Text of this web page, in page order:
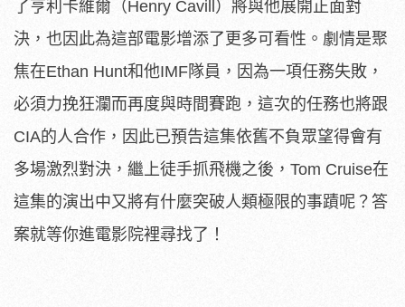
了亨利卡維爾（Henry Cavill）將與他展開正面對
決，也因此為這部電影增添了更多可看性。劇情是聚
焦在Ethan Hunt和他IMF隊員，因為一項任務失敗，
必須力挽狂瀾而再度與時間賽跑，這次的任務也將跟
CIA的人合作，因此已預告這集依舊不負眾望得會有
多場激烈對決，繼上徒手抓飛機之後，Tom Cruise在
這集的演出中又將有什麼突破人類極限的事蹟呢？答
案就等你進電影院裡尋找了！